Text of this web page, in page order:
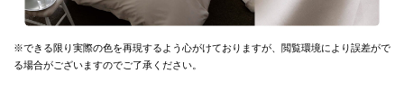
※できる限り実際の色を再現するよう心がけておりますが、 閲覧環境により誤差がで
る場合がございますのでご了承ください。